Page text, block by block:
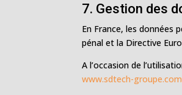
7. Gestion des
En France, les données
pénal et la Directive
A l’occasion de
www.sdtech-groupe.com